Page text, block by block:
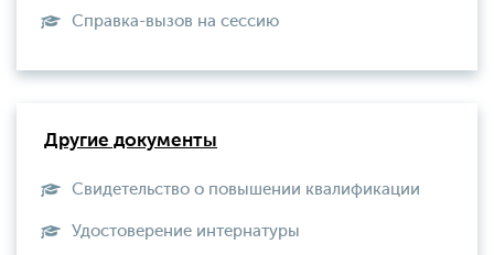
Справка-вызов на сессию
Другие документы
Свидетельство о повышении квалификации
Удостоверение интернатуры